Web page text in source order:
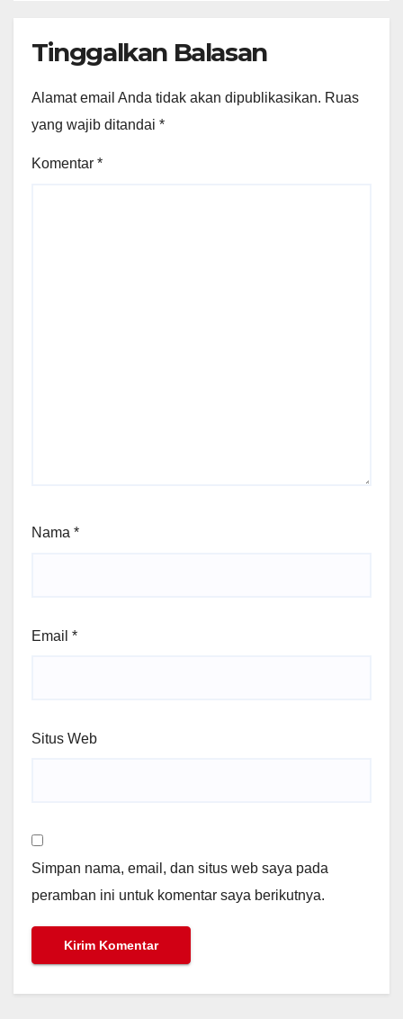
Tinggalkan Balasan
Alamat email Anda tidak akan dipublikasikan. Ruas
yang wajib ditandai *
Komentar *
Nama *
Email *
Situs Web
Simpan nama, email, dan situs web saya pada
peramban ini untuk komentar saya berikutnya.